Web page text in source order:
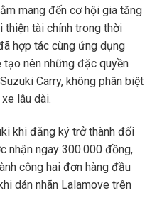
mang đến cơ hội gia tăng
thiện tài chính trong thời
hợp tác cùng ứng dụng
tạo nên những đặc quyền
Carry, không phân biệt
lâu dài.
khi đăng ký trở thành đối
nhận ngay 300.000 đồng,
công hai đơn hàng đầu
dán nhãn Lalamove trên